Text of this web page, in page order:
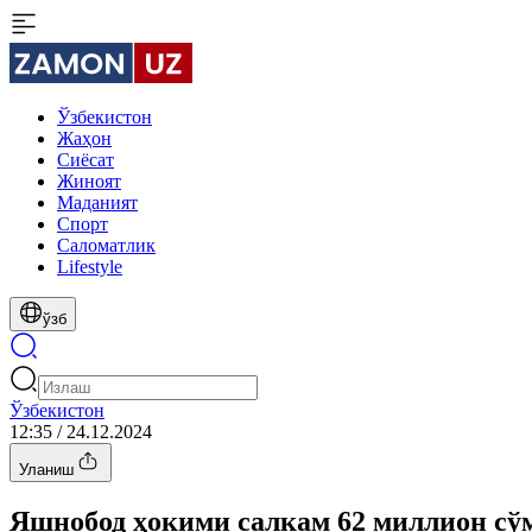
Ўзбекистон
Жаҳон
Сиёсат
Жиноят
Маданият
Спорт
Cаломатлик
Lifestyle
ўзб
Ўзбекистон
12:35 / 24.12.2024
Уланиш
Яшнобод ҳокими салкам 62 миллион